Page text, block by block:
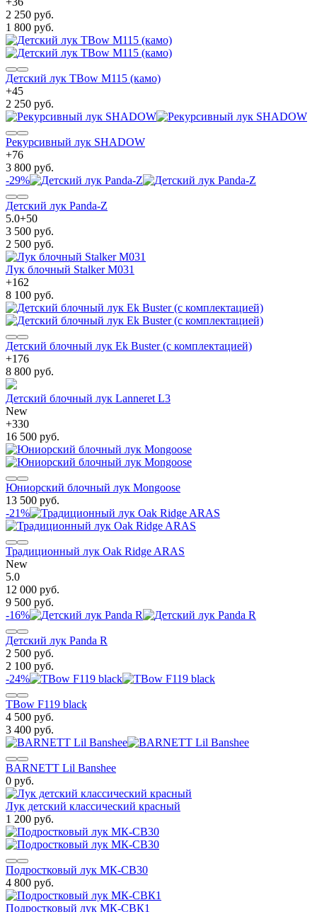
2 250 руб.
1 800 руб.
Детский лук TBow M115 (камо)
+45
2 250 руб.
Рекурсивный лук SHADOW
+76
3 800 руб.
-29%
Детский лук Panda-Z
5.0+50
3 500 руб.
2 500 руб.
Лук блочный Stalker M031
+162
8 100 руб.
Детский блочный лук Ek Buster (с комплектацией)
+176
8 800 руб.
Детский блочный лук Lanneret L3
New
+330
16 500 руб.
Юниорский блочный лук Mongoose
13 500 руб.
-21%
Традиционный лук Oak Ridge ARAS
New
5.0
12 000 руб.
9 500 руб.
-16%
Детский лук Panda R
2 500 руб.
2 100 руб.
-24%
TBow F119 black
4 500 руб.
3 400 руб.
BARNETT Lil Banshee
0 руб.
Лук детский классический красный
1 200 руб.
Подростковый лук МК-СВ30
4 800 руб.
Подростковый лук МК-СВК1